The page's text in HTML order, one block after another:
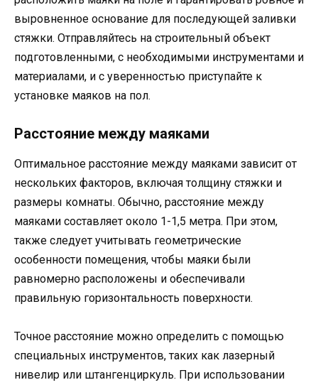
выровненное основание для последующей заливки
стяжки. Отправляйтесь на строительный объект
подготовленными, с необходимыми инструментами и
материалами, и с уверенностью приступайте к
установке маяков на пол.
Расстояние между маяками
Оптимальное расстояние между маяками зависит от
нескольких факторов, включая толщину стяжки и
размеры комнаты. Обычно, расстояние между
маяками составляет около 1-1,5 метра. При этом,
также следует учитывать геометрические
особенности помещения, чтобы маяки были
равномерно расположены и обеспечивали
правильную горизонтальность поверхности.
Точное расстояние можно определить с помощью
специальных инструментов, таких как лазерный
нивелир или штангенциркуль. При использовании